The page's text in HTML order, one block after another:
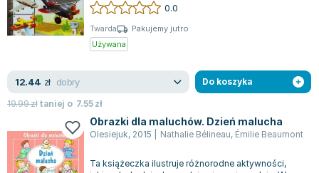
0.0
Twarda
Pakujemy jutro
Używana
12.44 zł dobry
19.99złtaniej o 7.55zł
Do koszyka
Obrazki dla maluchów. Dzień malucha
Olesiejuk, 2015 Nathalie Bélineau, Émilie Beaumont
Ta książeczka ilustruje różnorodne aktywności,